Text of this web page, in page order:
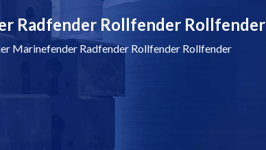
Radfender Rollfender Rollfender
Marinefender Radfender Rollfender Rollfender